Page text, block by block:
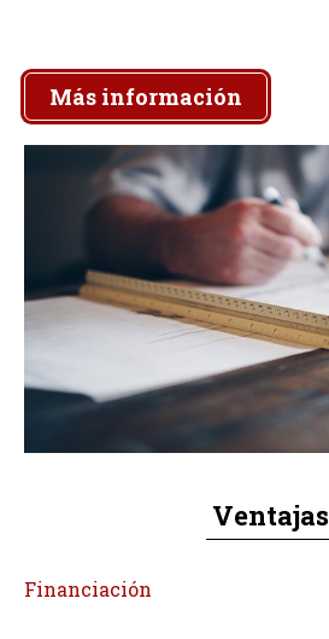
Más información
Ventajas
Financiación